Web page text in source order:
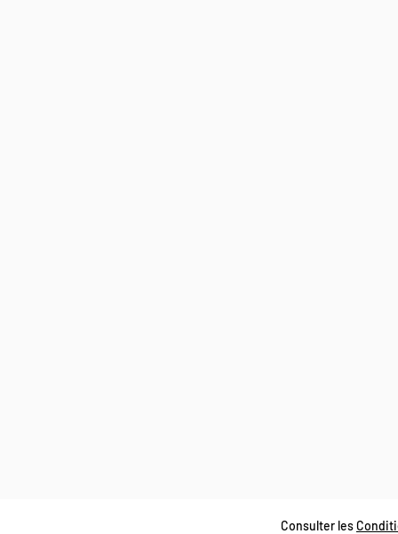
Consulter les